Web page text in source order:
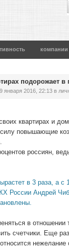
компании
подорожает в
9 января 2016, 22:13 в
квартирах и
повышающие
россиян,
в 3 раза, а
России Андрей
в отношении
счетчики. Еще
нежелание